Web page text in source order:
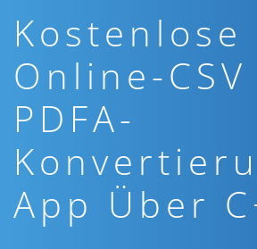
Kostenlose
Online-CSV
PDFA-
App Über